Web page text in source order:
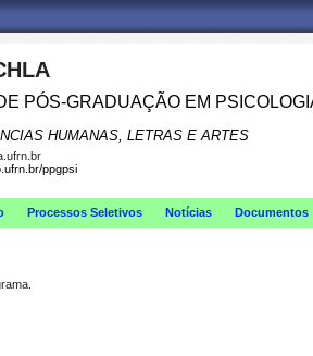
PÓS-GRADUAÇÃO EM
HUMANAS, LETRAS E ARTES
ppgpsi
Processos Seletivos Notícias Documentos